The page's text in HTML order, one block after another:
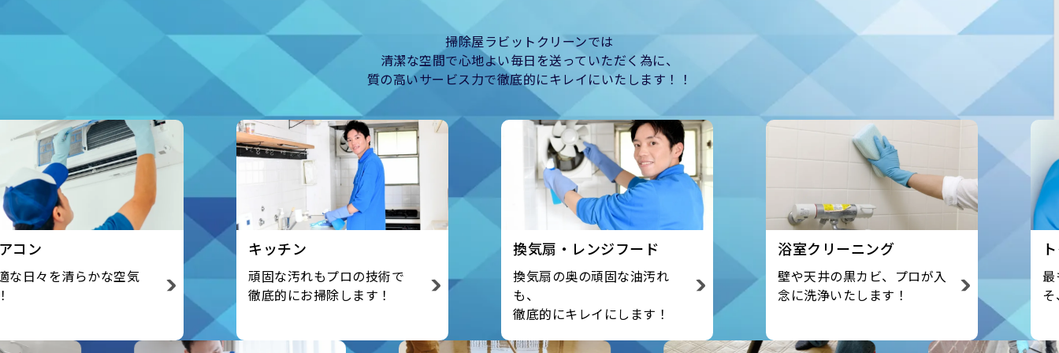
掃除屋ラビットクリーンでは
清潔な空間で心地よい毎日を送っていただく為に、
質の高いサービス力で徹底的にキレイにいたします！！
頑固な汚れもプロの技術で
徹底的にお掃除します！
換気扇・レンジフード
換気扇の奥の頑固な油汚れ
も、
徹底的にキレイにします！
浴室クリーニング
壁や天井の黒カビ、プロが入
念に洗浄いたします！
最も汚れやすい箇所だから
そ、プロにお任せください